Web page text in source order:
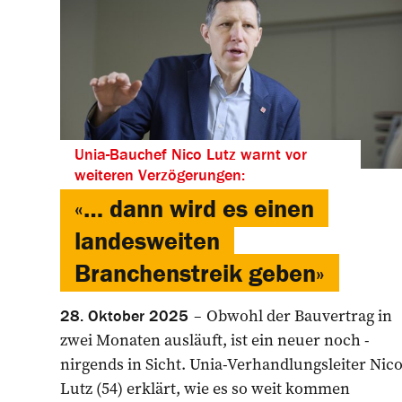
Unia-Bauchef Nico Lutz warnt vor
weiteren Verzögerungen:
«… dann wird es einen
landes­weiten
Branchenstreik geben»
28. Oktober 2025
Obwohl der Bauvertrag in
zwei Monaten ­ausläuft, ist ein neuer noch ­
nirgends in Sicht. Unia-Verhandlungs­leiter Nico
Lutz (54) erklärt, wie es so weit ­kommen